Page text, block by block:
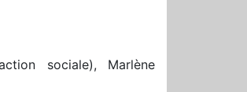
sociale), Marlène